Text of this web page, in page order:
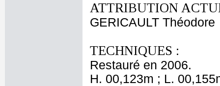
ATTRIBUTION
GERICAULT Théodore
TECHNIQUES :
Restauré en 2006.
H. 00,123m ; L.